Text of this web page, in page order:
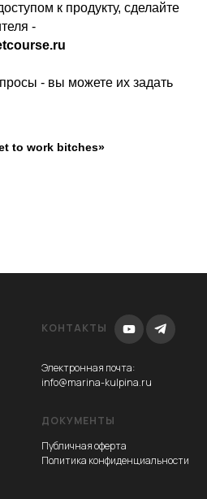
к продукту, сделайте
-
- вы можете их задать
to work bitches»
КОНТАКТЫ
Электронная почта:
info@marina-kulpina.ru
ДОКУМЕНТЫ
Публичная оферта
Политика конфиденциальности